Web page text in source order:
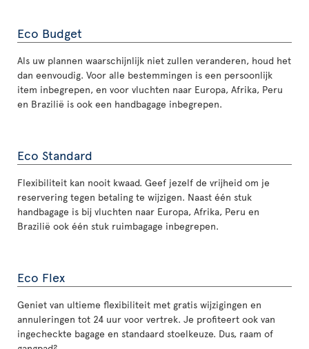
Eco Budget
Als uw plannen waarschijnlijk niet zullen veranderen, houd het
dan eenvoudig. Voor alle bestemmingen is een persoonlijk
item inbegrepen, en voor vluchten naar Europa, Afrika, Peru
en Brazilië is ook een handbagage inbegrepen.
Eco Standard
Flexibiliteit kan nooit kwaad. Geef jezelf de vrijheid om je
reservering tegen betaling te wijzigen. Naast één stuk
handbagage is bij vluchten naar Europa, Afrika, Peru en
Brazilië ook één stuk ruimbagage inbegrepen.
Eco Flex
Geniet van ultieme flexibiliteit met gratis wijzigingen en
annuleringen tot 24 uur voor vertrek. Je profiteert ook van
ingecheckte bagage en standaard stoelkeuze. Dus, raam of